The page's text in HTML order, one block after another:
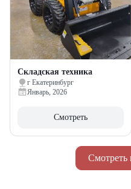
Смотреть
Складская техника
г Екатеринбург
Январь, 2026
Смотреть